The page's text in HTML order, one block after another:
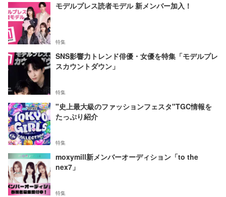
モデルプレス読者モデル 新メンバー加入！
特集
SNS影響力トレンド俳優・女優を特集「モデルプレ
スカウントダウン」
特集
"史上最大級のファッションフェスタ"TGC情報を
たっぷり紹介
特集
moxymill新メンバーオーディション「to the
nex7」
特集